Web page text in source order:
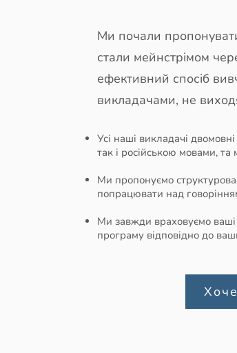
Ми почали
стали мейнстрімом
ефективний спосіб
викладачами, не
Усі наші викладачі
так і російською мовами, та
Ми пропонуємо
попрацювати над
Ми завжди враховуємо
програму відповідно до